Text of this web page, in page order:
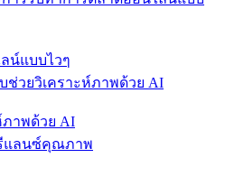
น์แบบไวๆ
าพด้วย AI